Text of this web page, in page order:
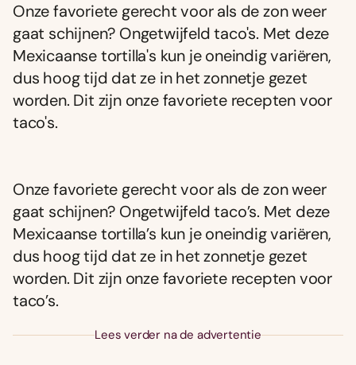
Onze favoriete gerecht voor als de zon weer
gaat schijnen? Ongetwijfeld taco's. Met deze
Mexicaanse tortilla's kun je oneindig variëren,
dus hoog tijd dat ze in het zonnetje gezet
worden. Dit zijn onze favoriete recepten voor
taco's.
Onze favoriete gerecht voor als de zon weer
gaat schijnen? Ongetwijfeld taco’s. Met deze
Mexicaanse tortilla’s kun je oneindig variëren,
dus hoog tijd dat ze in het zonnetje gezet
worden. Dit zijn onze favoriete recepten voor
taco’s.
Lees verder na de advertentie